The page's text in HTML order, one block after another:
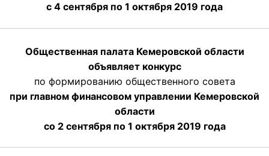
с 4 сентября по 1 октября 2019 года
Общественная палата Кемеровской области
объявляет конкурс
по формированию общественного совета
при главном финансовом управлении Кемеровской
области
со 2 сентября по 1 октября 2019 года